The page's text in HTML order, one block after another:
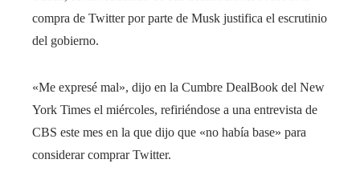
compra de Twitter por parte de Musk justifica el escrutinio
del gobierno.
«Me expresé mal», dijo en la Cumbre DealBook del New
York Times el miércoles, refiriéndose a una entrevista de
CBS este mes en la que dijo que «no había base» para
considerar comprar Twitter.